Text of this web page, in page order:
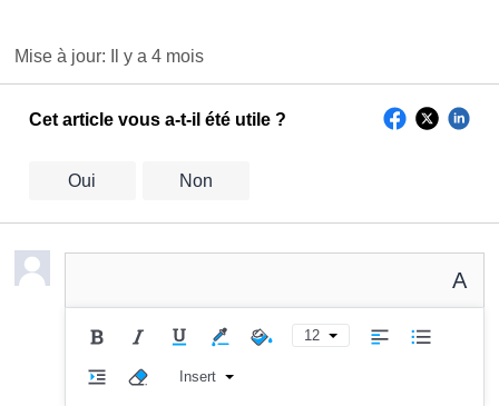
Mise à jour: Il y a 4 mois
Cet article vous a-t-il été utile ?
Oui Non
A
12
Insert